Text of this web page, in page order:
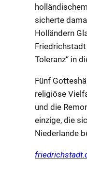
sicherte
Holländern
Toleranz“ in
Fünf
religiöse
und die
einzige, die
Niederlande